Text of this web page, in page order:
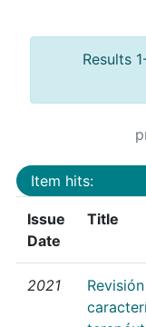
Results
Item hits:
Issue
Date
Title
2021